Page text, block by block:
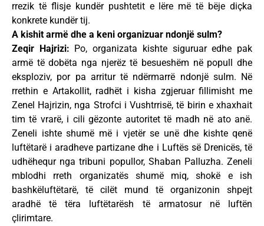
rrezik të flisje kundër pushtetit e lëre më të bëje diçka
konkrete kundër tij.
A kishit armë dhe a keni organizuar ndonjë sulm?
Zeqir Hajrizi: Po, organizata kishte siguruar edhe pak
armë të dobëta nga njerëz të besueshëm në popull dhe
eksploziv, por pa arritur të ndërmarrë ndonjë sulm. Në
rrethin e Artakollit, radhët i kisha zgjeruar fillimisht me
Zenel Hajrizin, nga Strofci i Vushtrrisë, të birin e xhaxhait
tim të vrarë, i cili gëzonte autoritet të madh në ato anë.
Zeneli ishte shumë më i vjetër se unë dhe kishte qenë
luftëtarë i aradheve partizane dhe i Luftës së Drenicës, të
udhëhequr nga tribuni popullor, Shaban Palluzha. Zeneli
mblodhi rreth organizatës shumë miq, shokë e ish
bashkëluftëtarë, të cilët mund të organizonin shpejt
aradhë të tëra luftëtarësh të armatosur në luftën
çlirimtare.